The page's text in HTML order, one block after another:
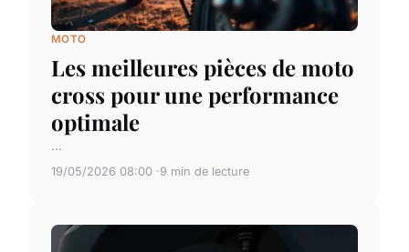
MOTO
Les meilleures pièces de moto
cross pour une performance
optimale
...
19/05/2026 08:00 9 min de lecture